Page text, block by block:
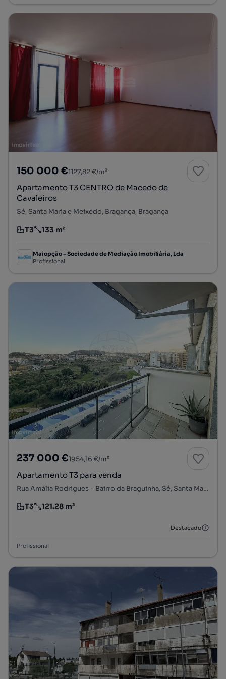
150 000 €1127,82 €/m²
Apartamento T3 CENTRO de Macedo de
Cavaleiros
Sé, Santa Maria e Meixedo, Bragança, Bragança
Tipologia
T3
Preço por metro quadrado
133 m²
Maiopção - Sociedade de Mediação Imobiliária, Lda
Profissional
237 000 €1954,16 €/m²
Apartamento T3 para venda
Rua Amália Rodrigues - Bairro da Braguinha, Sé, Santa Maria e Meixedo, Bragança, Bragança
Tipologia
T3
Preço por metro quadrado
121.28 m²
Destacado
Profissional